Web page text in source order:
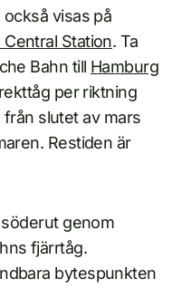
visas på
Station. Ta
Bahn till Hamburg
per riktning
slutet av mars
Restiden är
genom
fjärrtåg.
bytespunkten